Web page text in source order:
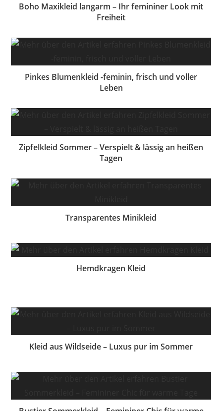
Boho Maxikleid langarm – Ihr femininer Look mit
Freiheit
Pinkes Blumenkleid -feminin, frisch und voller
Leben
Zipfelkleid Sommer – Verspielt & lässig an heißen
Tagen
Transparentes Minikleid
Hemdkragen Kleid
Kleid aus Wildseide – Luxus pur im Sommer